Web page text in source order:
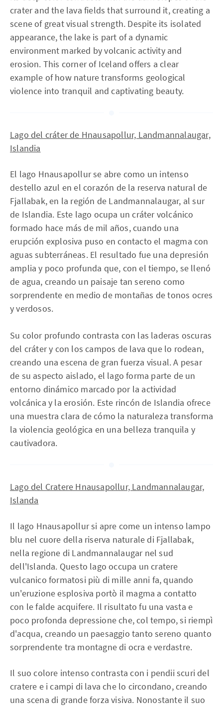
crater and the lava fields that surround it, creating a
scene of great visual strength. Despite its isolated
appearance, the lake is part of a dynamic
environment marked by volcanic activity and
erosion. This corner of Iceland offers a clear
example of how nature transforms geological
violence into tranquil and captivating beauty.
Lago del cráter de Hnausapollur, Landmannalaugar,
Islandia
El lago Hnausapollur se abre como un intenso
destello azul en el corazón de la reserva natural de
Fjallabak, en la región de Landmannalaugar, al sur
de Islandia. Este lago ocupa un cráter volcánico
formado hace más de mil años, cuando una
erupción explosiva puso en contacto el magma con
aguas subterráneas. El resultado fue una depresión
amplia y poco profunda que, con el tiempo, se llenó
de agua, creando un paisaje tan sereno como
sorprendente en medio de montañas de tonos ocres
y verdosos.
Su color profundo contrasta con las laderas oscuras
del cráter y con los campos de lava que lo rodean,
creando una escena de gran fuerza visual. A pesar
de su aspecto aislado, el lago forma parte de un
entorno dinámico marcado por la actividad
volcánica y la erosión. Este rincón de Islandia ofrece
una muestra clara de cómo la naturaleza transforma
la violencia geológica en una belleza tranquila y
cautivadora.
Lago del Cratere Hnausapollur, Landmannalaugar,
Islanda
Il lago Hnausapollur si apre come un intenso lampo
blu nel cuore della riserva naturale di Fjallabak,
nella regione di Landmannalaugar nel sud
dell'Islanda. Questo lago occupa un cratere
vulcanico formatosi più di mille anni fa, quando
un'eruzione esplosiva portò il magma a contatto
con le falde acquifere. Il risultato fu una vasta e
poco profonda depressione che, col tempo, si riempì
d'acqua, creando un paesaggio tanto sereno quanto
sorprendente tra montagne di ocra e verdastre.
Il suo colore intenso contrasta con i pendii scuri del
cratere e i campi di lava che lo circondano, creando
una scena di grande forza visiva. Nonostante il suo